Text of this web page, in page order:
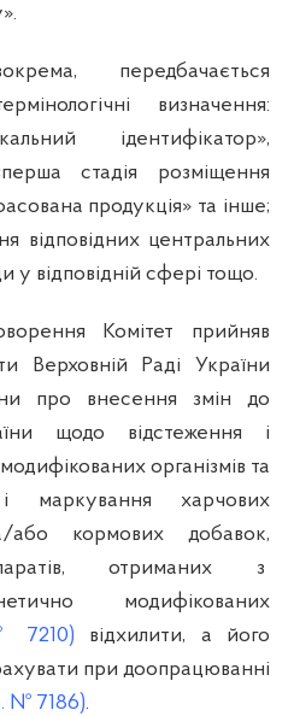
передбачається
визначення:
ідентифікатор»,
стадія розміщення
продукція» та інше;
відповідних центральних
у відповідній сфері тощо.
Комітет прийняв
Верховній Раді України
про внесення змін до
щодо відстеження і
організмів та
маркування харчових
або кормових добавок,
отриманих з
модифікованих
7210) відхилити, а його
при доопрацюванні
№ 7186).